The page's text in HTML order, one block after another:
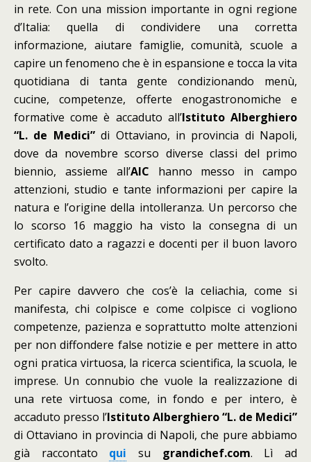
in rete. Con una mission importante in ogni regione
d’Italia: quella di condividere una corretta
informazione, aiutare famiglie, comunità, scuole a
capire un fenomeno che è in espansione e tocca la vita
quotidiana di tanta gente condizionando menù,
cucine, competenze, offerte enogastronomiche e
formative come è accaduto all’Istituto Alberghiero
“L. de Medici”di Ottaviano, in provincia di Napoli,
dove da novembre scorso diverse classi del primo
biennio, assieme all’AIC hanno messo in campo
attenzioni, studio e tante informazioni per capire la
natura e l’origine della intolleranza. Un percorso che
lo scorso 16 maggio ha visto la consegna di un
certificato dato a ragazzi e docenti per il buon lavoro
svolto.
Per capire davvero che cos’è la celiachia, come si
manifesta, chi colpisce e come colpisce ci vogliono
competenze, pazienza e soprattutto molte attenzioni
per non diffondere false notizie e per mettere in atto
ogni pratica virtuosa, la ricerca scientifica, la scuola, le
imprese. Un connubio che vuole la realizzazione di
una rete virtuosa come, in fondo e per intero, è
accaduto presso l’Istituto Alberghiero “L. de Medici”
di Ottaviano in provincia di Napoli, che pure abbiamo
già raccontato qui su grandichef.com. Lì ad